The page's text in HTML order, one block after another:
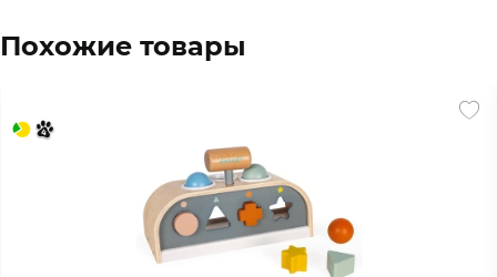
Похожие товары